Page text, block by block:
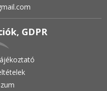
GDPR